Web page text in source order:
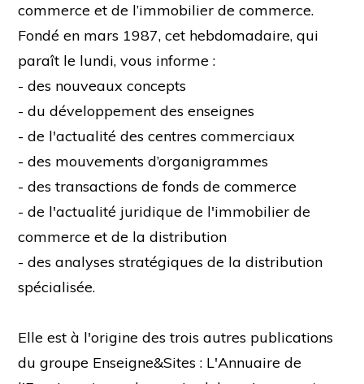
commerce et de l’immobilier de commerce.
Fondé en mars 1987, cet hebdomadaire, qui
paraît le lundi, vous informe :
- des nouveaux concepts
- du développement des enseignes
- de l'actualité des centres commerciaux
- des mouvements d’organigrammes
- des transactions de fonds de commerce
- de l'actualité juridique de l'immobilier de
commerce et de la distribution
- des analyses stratégiques de la distribution
spécialisée.
Elle est à l'origine des trois autres publications
du groupe Enseigne&Sites : L'Annuaire de